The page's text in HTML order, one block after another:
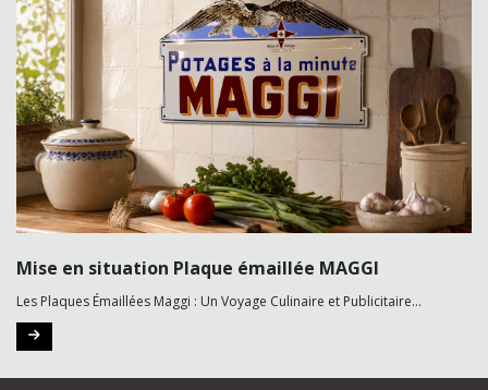
Mise en situation Plaque émaillée MAGGI
Les Plaques Émaillées Maggi : Un Voyage Culinaire et Publicitaire...